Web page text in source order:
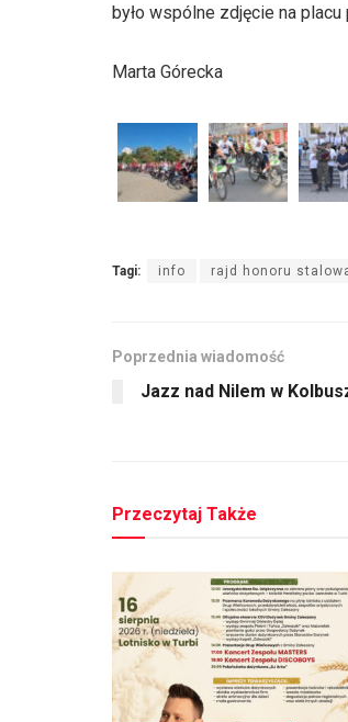
było wspólne zdjęcie na
Marta Górecka
Tagi: info rajd honoru
Poprzednia wiadomość
Jazz nad Nilem w
Przeczytaj Także